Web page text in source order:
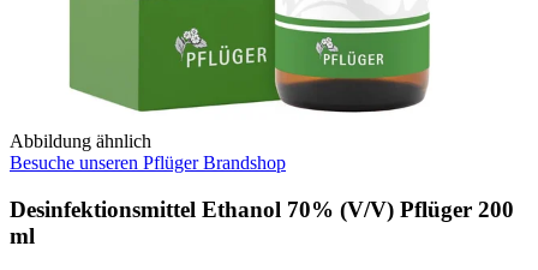
Abbildung ähnlich
Besuche unseren Pflüger Brandshop
Desinfektionsmittel Ethanol 70% (V/V) Pflüger 200
ml